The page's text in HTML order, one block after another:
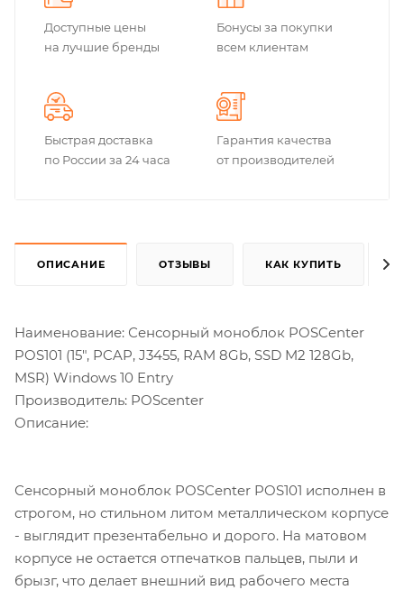
Доступные цены
на лучшие бренды
Бонусы за покупки
всем клиентам
Быстрая доставка
по России за 24 часа
Гарантия качества
от производителей
ОПИСАНИЕ ОТЗЫВЫ КАК КУПИТЬ
Наименование: Сенсорный моноблок POSCenter
POS101 (15", PCAP, J3455, RAM 8Gb, SSD M2 128Gb,
MSR) Windows 10 Entry
Производитель: POScenter
Описание:
Сенсорный моноблок POSCenter POS101 исполнен в
строгом, но стильном литом металлическом корпусе
- выглядит презентабельно и дорого. На матовом
корпусе не остается отпечатков пальцев, пыли и
брызг, что делает внешний вид рабочего места